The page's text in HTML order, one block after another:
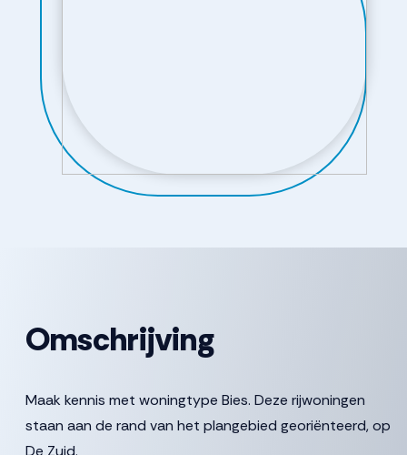
Omschrijving
Maak kennis met woningtype Bies. Deze rijwoningen
staan aan de rand van het plangebied georiënteerd, op
De Zuid.